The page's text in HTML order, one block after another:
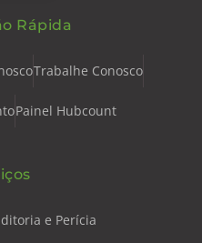
Rápida
Trabalhe Conosco
Painel Hubcount
e Perícia